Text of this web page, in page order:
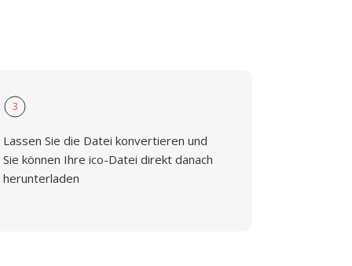
3
Lassen Sie die Datei konvertieren und
Sie können Ihre ico-Datei direkt danach
herunterladen